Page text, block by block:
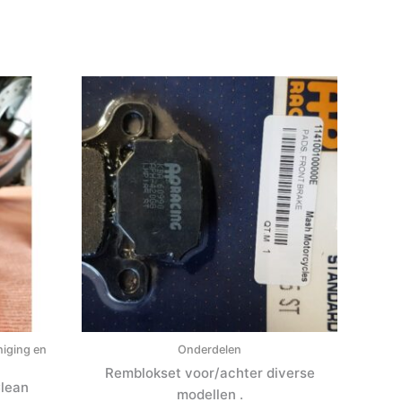
en
Onderdelen
Remblokset voor/achter diverse
modellen .